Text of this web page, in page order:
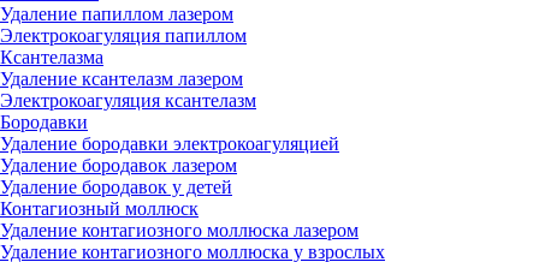
Удаление папиллом лазером
Электрокоагуляция папиллом
Ксантелазма
Удаление ксантелазм лазером
Электрокоагуляция ксантелазм
Бородавки
Удаление бородавки электрокоагуляцией
Удаление бородавок лазером
Удаление бородавок у детей
Контагиозный моллюск
Удаление контагиозного моллюска лазером
Удаление контагиозного моллюска у взрослых